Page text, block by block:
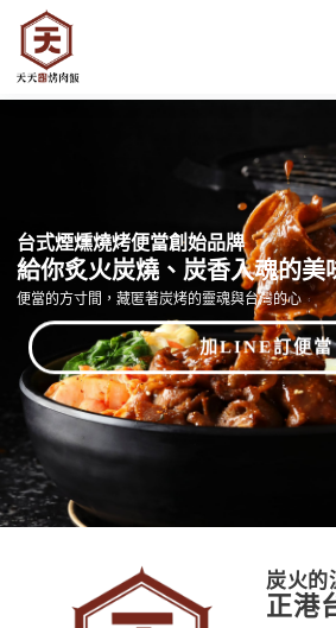
台式煙燻燒烤便當創始品牌
給你炙火炭燒、炭香入魂的美
便當的方寸間，藏匿著炭烤的靈魂與台灣的心
加LINE訂便當
炭火的
正港